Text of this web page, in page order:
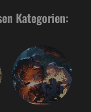
Kategorien: